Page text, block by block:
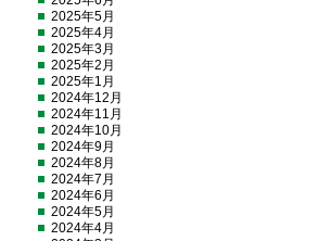
2025年5月
2025年4月
2025年3月
2025年2月
2025年1月
2024年12月
2024年11月
2024年10月
2024年9月
2024年8月
2024年7月
2024年6月
2024年5月
2024年4月